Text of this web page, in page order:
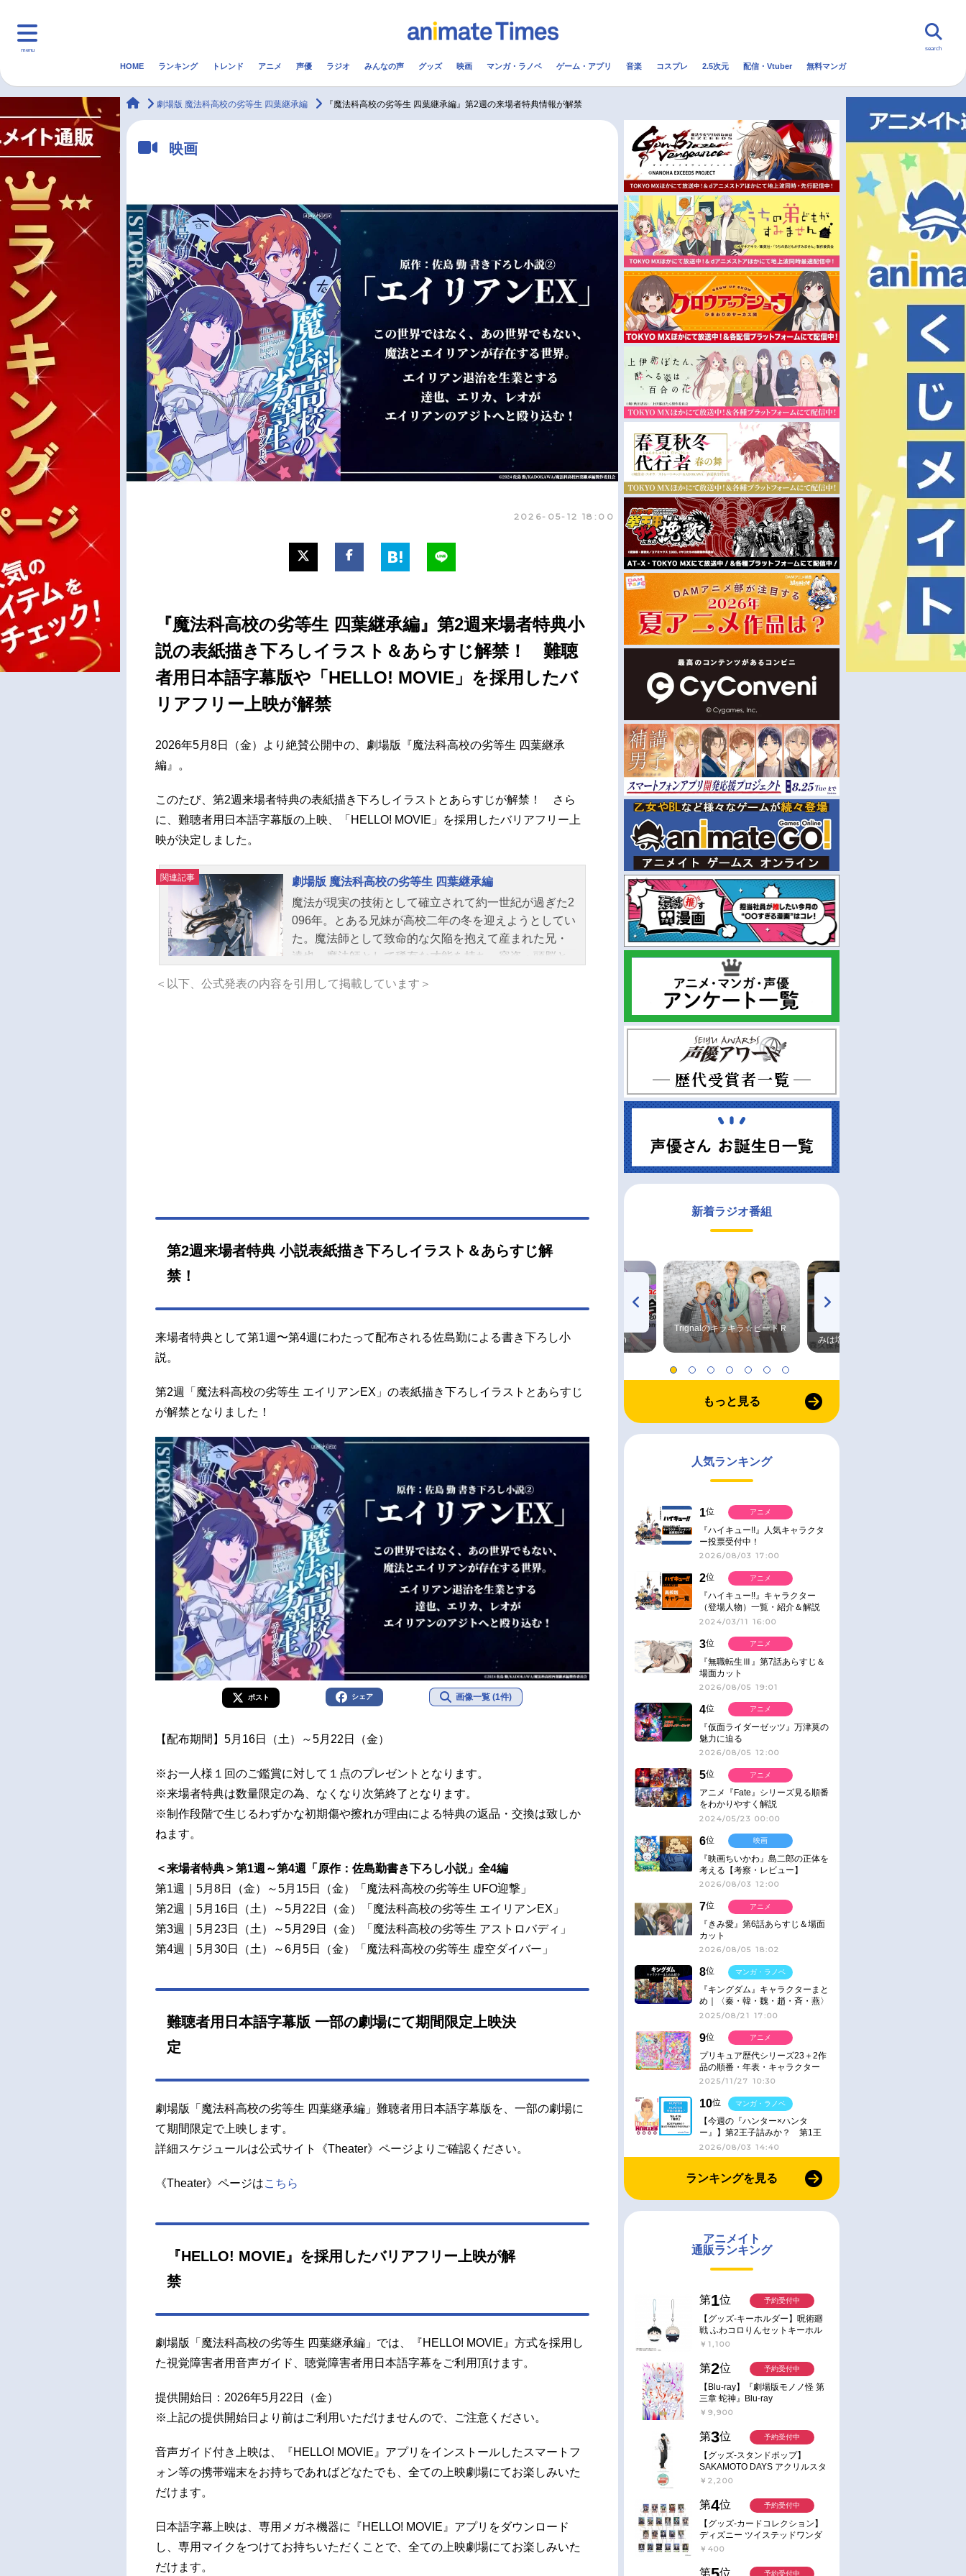
menu
マンガ・ラノベ ゲーム・アプリ 配信・Vtuber トレンド 無料マンガ
アニメ記事一覧
声優記事一覧
実写化映画一覧
今期アニメ曜日別一覧
春アニメ
秋アニメ
冬アニメ
FOLLOW US
search
HOME ランキング トレンド アニメ 声優 ラジオ みんなの声 グッズ 映画 マンガ・ラノベ ゲーム・アプリ 音楽 コスプレ 2.5次元 配信・Vtuber 無料マンガ
animateTimes
劇場版 魔法科高校の劣等生 四葉継承編 『魔法科高校の劣等生 四葉継承編』第2週の来場者特典情報が解禁
映画
2026-05-12 18:00
『魔法科高校の劣等生 四葉継承編』第2週来場者特典小
説の表紙描き下ろしイラスト＆あらすじ解禁！ 難聴
者用日本語字幕版や「HELLO! MOVIE」を採用したバ
リアフリー上映が解禁
2026年5月8日（金）より絶賛公開中の、劇場版『魔法科高校の劣等生 四葉継承
編』。
このたび、第2週来場者特典の表紙描き下ろしイラストとあらすじが解禁！ さら
に、難聴者用日本語字幕版の上映、「HELLO! MOVIE」を採用したバリアフリー上
映が決定しました。
関連記事
劇場版 魔法科高校の劣等生 四葉継承編
魔法が現実の技術として確立されて約一世紀が過ぎた2
096年。とある兄妹が高校二年の冬を迎えようとしてい
た。魔法師として致命的な欠陥を抱えて産まれた兄・
達也。魔法師として稀有な才能を持ち、容姿・頭脳と
二人は仲睦まじい兄妹として過ごしてきた。一通の手
真礼桜井水波：安野希世乃堤琴鳴：若山詩音堤奏太：
梅田修一朗スタッフ原作：佐島勤（電撃文庫刊）監
＜以下、公式発表の内容を引用して掲載しています＞
第2週来場者特典 小説表紙描き下ろしイラスト＆あらすじ解
禁！
来場者特典として第1週〜第4週にわたって配布される佐島勤による書き下ろし小
説。
第2週「魔法科高校の劣等生 エイリアンEX」の表紙描き下ろしイラストとあらすじ
が解禁となりました！
ポスト シェア 画像一覧 (1件)
【配布期間】5月16日（土）～5月22日（金）
※お一人様１回のご鑑賞に対して１点のプレゼントとなります。
※来場者特典は数量限定の為、なくなり次第終了となります。
※制作段階で生じるわずかな初期傷や擦れが理由による特典の返品・交換は致しか
ねます。
＜来場者特典＞第1週～第4週「原作：佐島勤書き下ろし小説」全4編
第1週｜5月8日（金）～5月15日（金）「魔法科高校の劣等生 UFO迎撃」
第2週｜5月16日（土）～5月22日（金）「魔法科高校の劣等生 エイリアンEX」
第3週｜5月23日（土）～5月29日（金）「魔法科高校の劣等生 アストロバディ」
第4週｜5月30日（土）～6月5日（金）「魔法科高校の劣等生 虚空ダイバー」
難聴者用日本語字幕版 一部の劇場にて期間限定上映決
定
劇場版「魔法科高校の劣等生 四葉継承編」難聴者用日本語字幕版を、一部の劇場に
て期間限定で上映します。
詳細スケジュールは公式サイト《Theater》ページよりご確認ください。
《Theater》ページはこちら
『HELLO! MOVIE』を採用したバリアフリー上映が解
禁
劇場版「魔法科高校の劣等生 四葉継承編」では、『HELLO! MOVIE』方式を採用し
た視覚障害者用音声ガイド、聴覚障害者用日本語字幕をご利用頂けます。
提供開始日：2026年5月22日（金）
※上記の提供開始日より前はご利用いただけませんので、ご注意ください。
音声ガイド付き上映は、『HELLO! MOVIE』アプリをインストールしたスマートフ
ォン等の携帯端末をお持ちであればどなたでも、全ての上映劇場にてお楽しみいた
だけます。
日本語字幕上映は、専用メガネ機器に『HELLO! MOVIE』アプリをダウンロード
し、専用マイクをつけてお持ちいただくことで、全ての上映劇場にてお楽しみいた
だけます。
新着ラジオ番組
♪ in アニメイトタイムズ
radio 大直会 2nd season
Trignalのキラキラ☆ビートＲ
みは塩だけ
もっと見る
人気ランキング
1位
『ハイキュー!!』人気キャラクタ
ー投票受付中！
2026/08/03 17:00
アニメ
2位
『ハイキュー!!』キャラクター
（登場人物）一覧・紹介＆解説
2024/03/11 16:00
アニメ
3位
『無職転生Ⅲ』第7話あらすじ＆
場面カット
2026/08/05 19:01
アニメ
4位
『仮面ライダーゼッツ』万津莫の
魅力に迫る
2026/08/05 12:00
アニメ
5位
アニメ『Fate』シリーズ見る順番
をわかりやすく解説
2024/05/23 00:00
アニメ
6位
『映画ちいかわ』島二郎の正体を
考える【考察・レビュー】
2026/08/03 12:00
映画
7位
『きみ愛』第6話あらすじ＆場面
カット
2026/08/05 18:02
アニメ
8位
『キングダム』キャラクターまと
め｜〈秦・韓・魏・趙・斉・燕〉
2025/08/21 17:00
マンガ・ラノベ
9位
プリキュア歴代シリーズ23＋2作
品の順番・年表・キャラクター
【2025年版】
2025/11/27 10:30
アニメ
10位
【今週の『ハンター×ハンタ
ー』】第2王子詰みか？ 第1王
子と第4王子が対峙「発令」＜
No.416＞
2026/08/03 14:40
マンガ・ラノベ
ランキングを見る
アニメイト
通販ランキング
第1位
【グッズ-キーホルダー】呪術廻
戦 ふわコロりんセットキーホル
ダー【アニメイト特典付】
￥1,100
予約受付中
第2位
【Blu-ray】『劇場版モノノ怪 第
三章 蛇神』Blu-ray
￥9,900
予約受付中
第3位
【グッズ-スタンドポップ】
SAKAMOTO DAYS アクリルスタ
ンド～Sunny Afternoon～ 4.南雲
￥2,200
予約受付中
第4位
【グッズ-カードコレクション】
ディズニー ツイステッドワンダ
ーランド ランダムカードコレク
￥400
予約受付中
第 位 予約受付中